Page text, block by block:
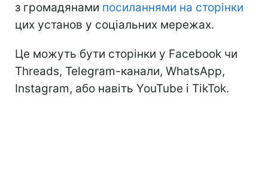
з громадянами посиланнями на сторінки
цих установ у соціальних мережах.
Це можуть бути сторінки у Facebook чи
Threads, Telegram-канали, WhatsApp,
Instagram, або навіть YouTube і TikTok.